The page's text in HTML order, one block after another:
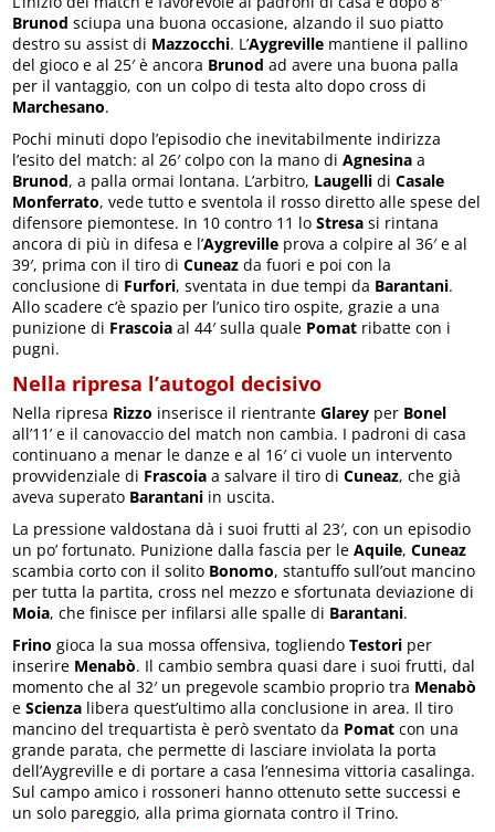
Brunod sciupa una buona occasione, alzando il suo piatto
destro su assist di Mazzocchi. L’Aygreville mantiene il pallino
del gioco e al 25′ è ancora Brunod ad avere una buona palla
per il vantaggio, con un colpo di testa alto dopo cross di
Marchesano.
Pochi minuti dopo l’episodio che inevitabilmente indirizza
l’esito del match: al 26′ colpo con la mano diAgnesina a
Brunod, a palla ormai lontana. L’arbitro, Laugelli diCasale
Monferrato, vede tutto e sventola il rosso diretto alle spese del
difensore piemontese. In 10 contro 11 loStresa si rintana
ancora di più in difesa e l’Aygreville prova a colpire al 36′ e al
39′, prima con il tiro diCuneaz da fuori e poi con la
conclusione di Furfori, sventata in due tempi da Barantani.
Allo scadere c’è spazio per l’unico tiro ospite, grazie a una
punizione di Frascoia al 44′ sulla quale Pomat ribatte con i
pugni.
Nella ripresa l’autogol decisivo
Nella ripresa Rizzo inserisce il rientranteGlarey per Bonel
all’11’ e il canovaccio del match non cambia. I padroni di casa
continuano a menar le danze e al 16′ ci vuole un intervento
provvidenziale di Frascoia a salvare il tiro diCuneaz, che già
aveva superato Barantani in uscita.
La pressione valdostana dà i suoi frutti al 23′, con un episodio
un po’ fortunato. Punizione dalla fascia per leAquile,Cuneaz
scambia corto con il solito Bonomo, stantuffo sull’out mancino
per tutta la partita, cross nel mezzo e sfortunata deviazione di
Moia, che finisce per infilarsi alle spalle di Barantani.
Frino gioca la sua mossa offensiva, togliendoTestori per
inserire Menabò. Il cambio sembra quasi dare i suoi frutti, dal
momento che al 32′ un pregevole scambio proprio tra Menabò
eScienza libera quest’ultimo alla conclusione in area. Il tiro
mancino del trequartista è però sventato da Pomat con una
grande parata, che permette di lasciare inviolata la porta
dell’Aygreville e di portare a casa l’ennesima vittoria casalinga.
Sul campo amico i rossoneri hanno ottenuto sette successi e
un solo pareggio, alla prima giornata contro il Trino.